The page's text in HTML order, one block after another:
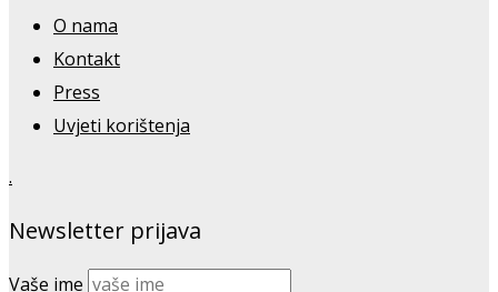
O nama
Kontakt
Press
Uvjeti korištenja
.
Newsletter prijava
Vaše ime